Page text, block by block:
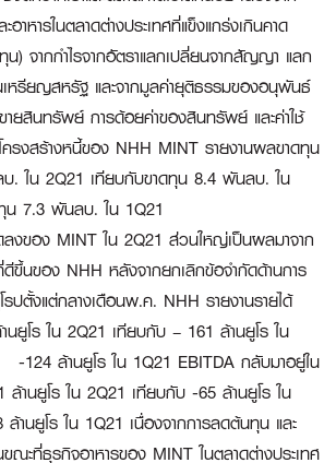
อาหารในตลาดต่างประเทศที่แข็งแกร่งเกินคาด
น) จากกำไรจากอัตราแลกเปลี่ยนจากสัญญา แลก
เหรียญสหรัฐ และจากมูลค่ายุติธรรมของอนุพันธ์
ายสินทรัพย์ การด้อยค่าของสินทรัพย์ และค่าใช้
ครงสร้างหนี้ของ NHH MINT รายงานผลขาดทุน
ใน 2Q21 เทียบกับขาดทุน 8.4 พันลบ. ใน
น 7.3 พันลบ. ใน 1Q21
งของ MINT ใน 2Q21 ส่วนใหญ่เป็นผลมาจาก
ดีขึ้นของ NHH หลังจากยกเลิกข้อจำกัดด้านการ
รปตั้งแต่กลางเดือนพ.ค. NHH รายงานรายได้
ยูโร ใน 2Q21 เทียบกับ – 161 ล้านยูโร ใน
ล้านยูโร ใน 1Q21 EBITDA กลับมาอยู่ใน
านยูโร ใน 2Q21 เทียบกับ -65 ล้านยูโร ใน
านยูโร ใน 1Q21 เนื่องจากการลดต้นทุน และ
ณะที่ธุรกิจอาหารของ MINT ในตลาดต่างประเทศ